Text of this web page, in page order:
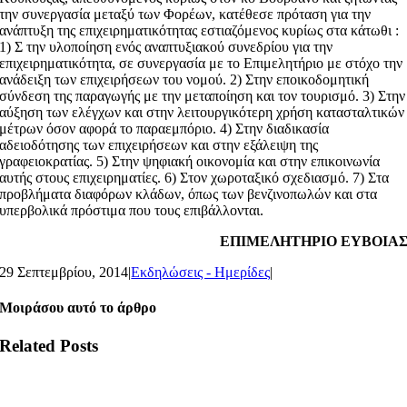
την συνεργασία μεταξύ των Φορέων, κατέθεσε πρόταση για την
ανάπτυξη της επιχειρηματικότητας εστιαζόμενος κυρίως στα κάτωθι :
1) Σ την υλοποίηση ενός αναπτυξιακού συνεδρίου για την
επιχειρηματικότητα, σε συνεργασία με το Επιμελητήριο με στόχο την
ανάδειξη των επιχειρήσεων του νομού. 2) Στην εποικοδομητική
σύνδεση της παραγωγής με την μεταποίηση και τον τουρισμό. 3) Στην
αύξηση των ελέγχων και στην λειτουργικότερη χρήση κατασταλτικών
μέτρων όσον αφορά το παραεμπόριο. 4) Στην διαδικασία
αδειοδότησης των επιχειρήσεων και στην εξάλειψη της
γραφειοκρατίας. 5) Στην ψηφιακή οικονομία και στην επικοινωνία
αυτής στους επιχειρηματίες. 6) Στον χωροταξικό σχεδιασμό. 7) Στα
προβλήματα διαφόρων κλάδων, όπως των βενζινοπωλών και στα
υπερβολικά πρόστιμα που τους επιβάλλονται.
ΕΠΙΜΕΛΗΤΗΡΙΟ ΕΥΒΟΙΑΣ
29 Σεπτεμβρίου, 2014|Εκδηλώσεις - Ημερίδες|
Μοιράσου αυτό το άρθρο
Related Posts